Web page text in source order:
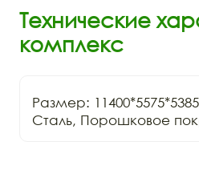
Технические
комплекс
Размер: